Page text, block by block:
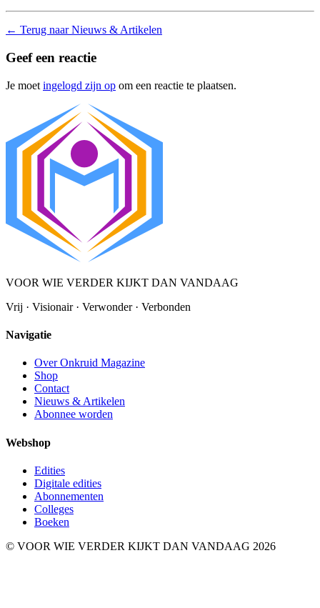
← Terug naar Nieuws & Artikelen
Geef een reactie
Je moet ingelogd zijn op om een reactie te plaatsen.
VOOR WIE VERDER KIJKT DAN VANDAAG
Vrij · Visionair · Verwonder · Verbonden
Navigatie
Over Onkruid Magazine
Shop
Contact
Nieuws & Artikelen
Abonnee worden
Webshop
Edities
Digitale edities
Abonnementen
Colleges
Boeken
© VOOR WIE VERDER KIJKT DAN VANDAAG 2026